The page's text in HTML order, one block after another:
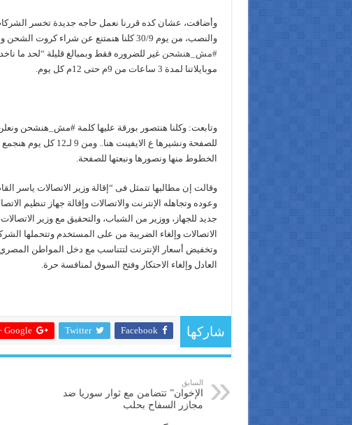
وأضافت، عشان كده قررنا نعمل حاجه جديدة تخسر
والنصب، من يوم 30/9 كلنا هنمتنع عن شراء كروت الشحن ودفع الفواتير نهائيا،
#مش_هنشحن غير للضروره فقط وبمبالغ قليلة “لحد ما
موبايلاتنا لمدة 3 ساعات من 9م حتى 12م كل يوم.
وتابعت: وكلنا هنتصور بورقة عليها كلمة #مش_هنشحن ونعلن
للصفحة ونشيرها ع الايفينت هنا..
الخطوط منها ونصورها ونبعتها للصفحة.
وقالت إن مطالبها تتمثل فى “إقالة وزير الاتصالات ياسر
وعوده وتجاهله الإنترنت والاتصالات وإقالة جهاز تنظيم
جديد للجهاز، ووزير من الشباب، والتحقيق مع وزير
الاتصالات وإلغاء الضريبة من على المستخدم وتتحملها
وتخفيض أسعار الإنترنت لتتناسب مع دخل المواطن المصري،
العادل وإلغاء الاحتكار وفتح السوق لمنافسة حرة.
شاركها Facebook
Twitter
Google +
السابق
الإخوان” تتضامن مع ثوار سوريا ضد
مجازر السفاح بحلب